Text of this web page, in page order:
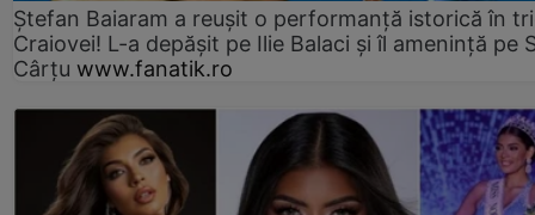
Ștefan Baiaram a reușit o performanță istorică în
Craiovei! L-a depășit pe Ilie Balaci și îl amenință pe
Cârțu www.fanatik.ro